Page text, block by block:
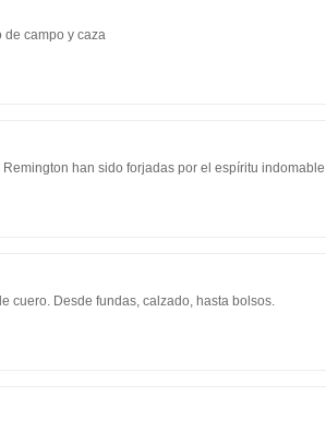
de campo y caza
han sido forjadas por el espíritu
cuero. Desde fundas, calzado, hasta bolsos.